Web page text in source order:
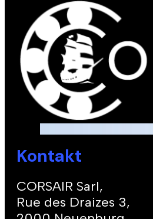
Kontakt
CORSAIR Sarl,
Rue des Draizes 3,